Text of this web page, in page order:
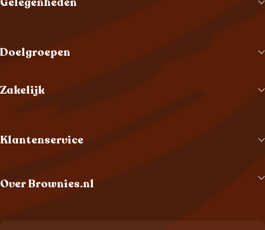
Doelgroepen
Zakelijk
Klantenservice
Over Brownies.nl